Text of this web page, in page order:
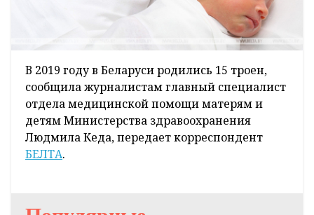
В 2019 году в Беларуси родились 15 троен,
сообщила журналистам главный специалист
отдела медицинской помощи матерям и
детям Министерства здравоохранения
Людмила Кеда, передает корреспондент
БЕЛТА.